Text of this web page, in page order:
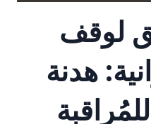
لوقف
هدنة